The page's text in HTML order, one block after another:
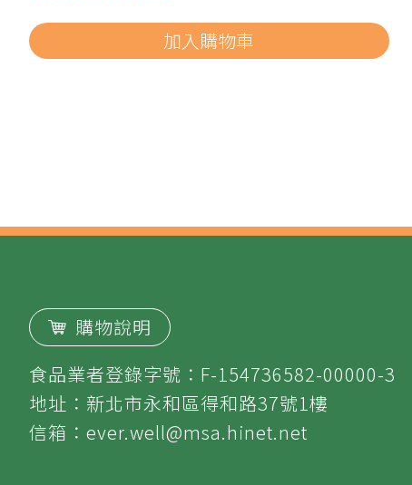
加入購物車
購物說明
食品業者登錄字號：F-154736582-00000-3
地址：新北市永和區得和路37號1樓
信箱： ever.well@msa.hinet.net